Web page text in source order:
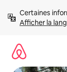
directement
Afficher la